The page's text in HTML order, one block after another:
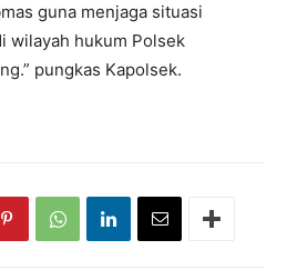
guna menjaga situasi
wilayah hukum Polsek
pungkas Kapolsek.